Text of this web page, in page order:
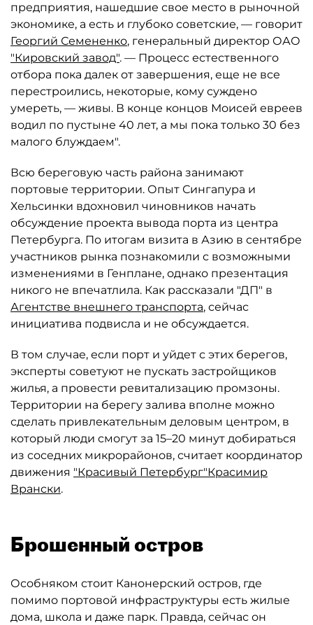
предприятия, нашедшие свое место в рыночной
экономике, а есть и глубоко советские, — говорит
Георгий Семененко, генеральный директор ОАО
"Кировский завод". — Процесс естественного
отбора пока далек от завершения, еще не все
перестроились, некоторые, кому суждено
умереть, — живы. В конце концов Моисей евреев
водил по пустыне 40 лет, а мы пока только 30 без
малого блуждаем".
Всю береговую часть района занимают
портовые территории. Опыт Сингапура и
Хельсинки вдохновил чиновников начать
обсуждение проекта вывода порта из центра
Петербурга. По итогам визита в Азию в сентябре
участников рынка познакомили с возможными
изменениями в Генплане, однако презентация
никого не впечатлила. Как рассказали "ДП" в
Агентстве внешнего транспорта, сейчас
инициатива подвисла и не обсуждается.
В том случае, если порт и уйдет с этих берегов,
эксперты советуют не пускать застройщиков
жилья, а провести ревитализацию промзоны.
Территории на берегу залива вполне можно
сделать привлекательным деловым центром, в
который люди смогут за 15–20 минут добираться
из соседних микрорайонов, считает координатор
движения "Красивый Петербург"Красимир
Врански.
Брошенный остров
Особняком стоит Канонерский остров, где
помимо портовой инфраструктуры есть жилые
дома, школа и даже парк. Правда, сейчас он